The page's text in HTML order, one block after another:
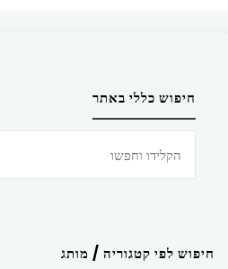
חיפוש כללי באתר
חיפוש לפי קטגוריה / מותג